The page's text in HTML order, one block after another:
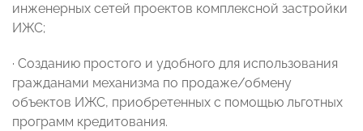
инженерных сетей проектов комплексной застройки
ИЖС;
· Созданию простого и удобного для использования
гражданами механизма по продаже/обмену
объектов ИЖС, приобретенных с помощью льготных
программ кредитования.